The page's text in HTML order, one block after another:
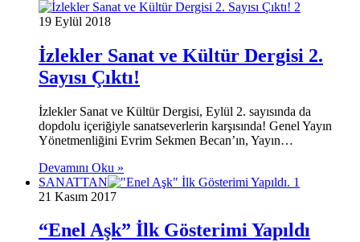
19 Eylül 2018
İzlekler Sanat ve Kültür Dergisi 2.
Sayısı Çıktı!
İzlekler Sanat ve Kültür Dergisi, Eylül 2. sayısında da
dopdolu içeriğiyle sanatseverlerin karşısında! Genel Yayın
Yönetmenliğini Evrim Sekmen Becan’ın, Yayın…
Devamını Oku »
SANATTAN
21 Kasım 2017
“Enel Aşk” İlk Gösterimi Yapıldı